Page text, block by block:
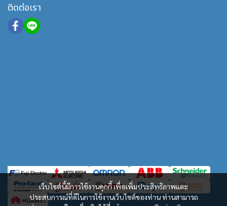
เว็บไซต์นี้มีการใช้งานคุกกี้ เพื่อเพิ่มประสิทธิภาพและ
ประสบการณ์ที่ดีในการใช้งานเว็บไซต์ของท่าน ท่านสามารถ
ติดต่อเรา